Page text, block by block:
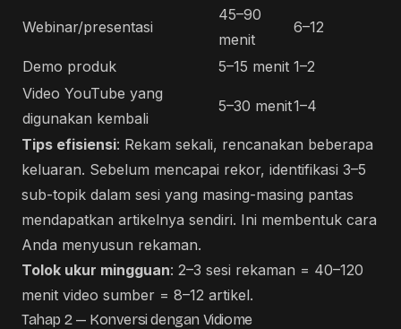
Webinar/presentasi
45–90
menit
6–12
Demo produk 5–15 menit 1–2
Video YouTube yang
digunakan kembali
5–30 menit1–4
Tips efisiensi: Rekam sekali, rencanakan beberapa
keluaran. Sebelum mencapai rekor, identifikasi 3–5
sub-topik dalam sesi yang masing-masing pantas
mendapatkan artikelnya sendiri. Ini membentuk cara
Anda menyusun rekaman.
Tolok ukur mingguan: 2–3 sesi rekaman = 40–120
menit video sumber = 8–12 artikel.
Tahap 2 — Konversi dengan Vidiome